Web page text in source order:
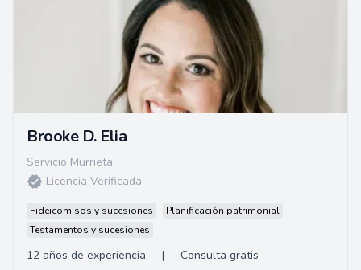
Brooke D. Elia
Servicio Murrieta
Licencia Verificada
Fideicomisos y sucesiones
Planificación patrimonial
Testamentos y sucesiones
12 años de experiencia |
Consulta gratis